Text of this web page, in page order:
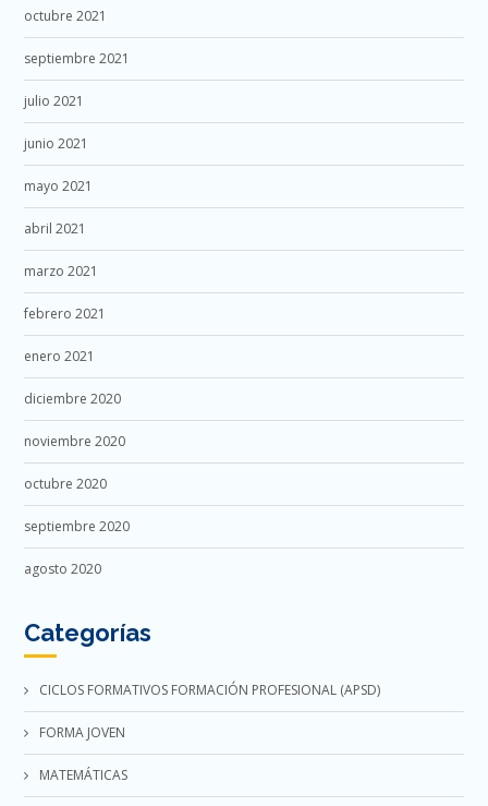
octubre 2021
septiembre 2021
julio 2021
junio 2021
mayo 2021
abril 2021
marzo 2021
febrero 2021
enero 2021
diciembre 2020
noviembre 2020
octubre 2020
septiembre 2020
agosto 2020
Categorías
CICLOS FORMATIVOS FORMACIÓN PROFESIONAL (APSD)
FORMA JOVEN
MATEMÁTICAS